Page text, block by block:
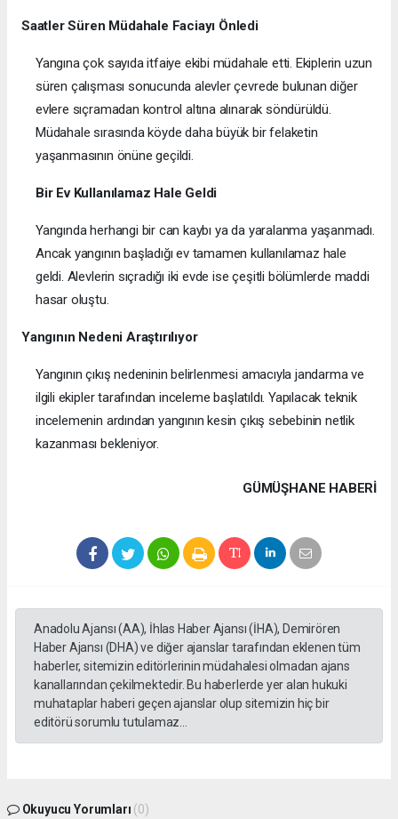
Saatler Süren Müdahale Faciayı Önledi
Yangına çok sayıda itfaiye ekibi müdahale etti. Ekiplerin uzun
süren çalışması sonucunda alevler çevrede bulunan diğer
evlere sıçramadan kontrol altına alınarak söndürüldü.
Müdahale sırasında köyde daha büyük bir felaketin
yaşanmasının önüne geçildi.
Bir Ev Kullanılamaz Hale Geldi
Yangında herhangi bir can kaybı ya da yaralanma yaşanmadı.
Ancak yangının başladığı ev tamamen kullanılamaz hale
geldi. Alevlerin sıçradığı iki evde ise çeşitli bölümlerde maddi
hasar oluştu.
Yangının Nedeni Araştırılıyor
Yangının çıkış nedeninin belirlenmesi amacıyla jandarma ve
ilgili ekipler tarafından inceleme başlatıldı. Yapılacak teknik
incelemenin ardından yangının kesin çıkış sebebinin netlik
kazanması bekleniyor.
GÜMÜŞHANE HABERİ
Anadolu Ajansı (AA), İhlas Haber Ajansı (İHA), Demirören
Haber Ajansı (DHA) ve diğer ajanslar tarafından eklenen tüm
haberler, sitemizin editörlerinin müdahalesi olmadan ajans
kanallarından çekilmektedir. Bu haberlerde yer alan hukuki
muhataplar haberi geçen ajanslar olup sitemizin hiç bir
editörü sorumlu tutulamaz...
Okuyucu Yorumları (0)